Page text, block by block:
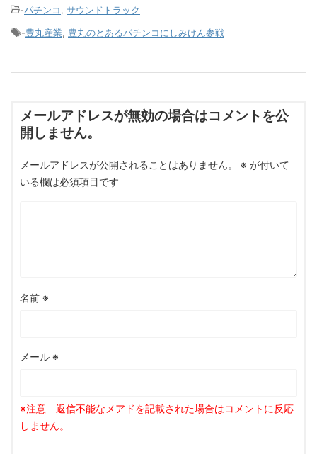
-パチンコ
サウンドトラック
-豊丸産業 豊丸のとあるパチンコにしみけん参戦
メールアドレスが無効の場合はコメントを公
開しません。
メールアドレスが公開されることはありません。 ※ が付いて
いる欄は必須項目です
名前 ※
メール ※